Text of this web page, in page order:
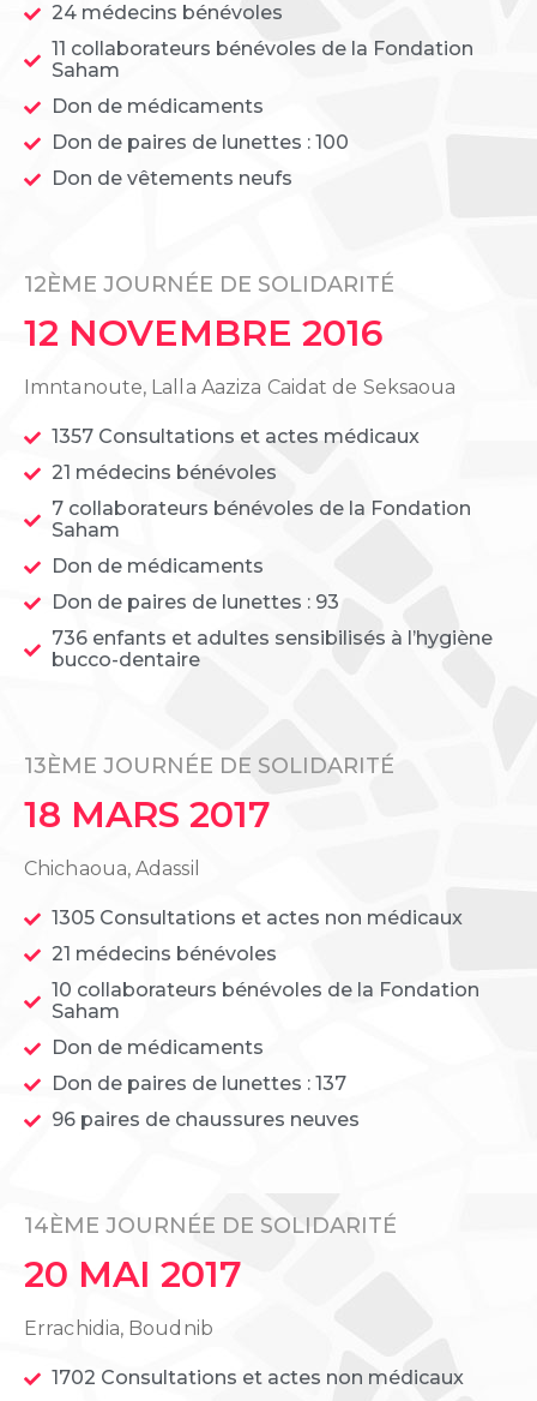
24 médecins bénévoles
11 collaborateurs bénévoles de la Fondation
Saham
Don de médicaments
Don de paires de lunettes : 100
Don de vêtements neufs
12ÈME JOURNÉE DE SOLIDARITÉ
12 NOVEMBRE 2016
Imntanoute, Lalla Aaziza Caidat de Seksaoua
1357 Consultations et actes médicaux
21 médecins bénévoles
7 collaborateurs bénévoles de la Fondation
Saham
Don de médicaments
Don de paires de lunettes : 93
736 enfants et adultes sensibilisés à l’hygiène
bucco-dentaire
13ÈME JOURNÉE DE SOLIDARITÉ
18 MARS 2017
Chichaoua, Adassil
1305 Consultations et actes non médicaux
21 médecins bénévoles
10 collaborateurs bénévoles de la Fondation
Saham
Don de médicaments
Don de paires de lunettes : 137
96 paires de chaussures neuves
14ÈME JOURNÉE DE SOLIDARITÉ
20 MAI 2017
Errachidia, Boudnib
1702 Consultations et actes non médicaux